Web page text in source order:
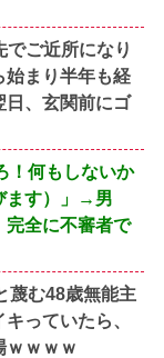
ご近所になり
始まり半年も経
日、玄関前にゴ
！何もしないか
ます）」→男
完全に不審者で
蔑む48歳無能主
っていたら、
ｗｗｗｗ